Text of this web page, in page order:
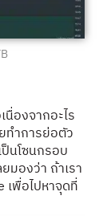
องจากอะไร
ทำการย่อตัว
นโซนกรอบ
มองว่า ถ้าเรา
เพื่อไปหาจุดที่